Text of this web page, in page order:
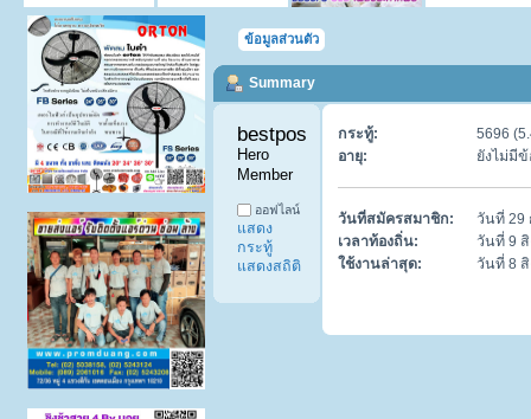
ข้อมูลส่วนตัว
Summary
bestpostdd11
Hero
Member
ออฟไลน์
แสดง
กระทู้
แสดงสถิติ
กระทู้:
5696
อายุ:
ยังไม่มี
วันที่สมัครสมาชิก:
วันที่ 29
เวลาท้องถิ่น:
วันที่ 9 สิ
ใช้งานล่าสุด:
วันที่ 8 สิ